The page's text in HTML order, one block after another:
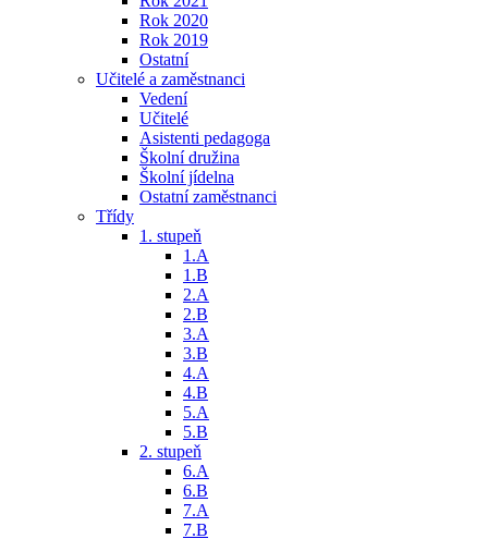
Rok 2020
Rok 2019
Ostatní
Učitelé a zaměstnanci
Vedení
Učitelé
Asistenti pedagoga
Školní družina
Školní jídelna
Ostatní zaměstnanci
Třídy
1. stupeň
1.A
1.B
2.A
2.B
3.A
3.B
4.A
4.B
5.A
5.B
2. stupeň
6.A
6.B
7.A
7.B